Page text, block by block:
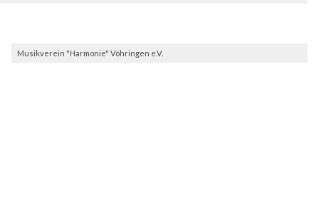
Musikverein "Harmonie" Vöhringen e.V.